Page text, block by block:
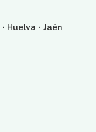
· Huelva · Jaén